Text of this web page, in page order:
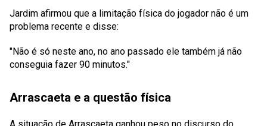
Jardim afirmou que a limitação física do jogador não é um
problema recente e disse:
"Não é só neste ano, no ano passado ele também já não
conseguia fazer 90 minutos."
Arrascaeta e a questão física